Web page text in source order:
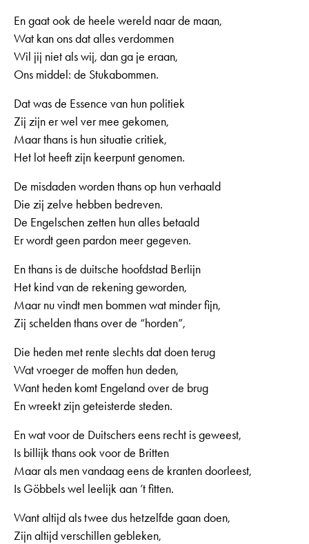
En gaat ook de heele wereld naar de maan,
Wat kan ons dat alles verdommen
Wil jij niet als wij, dan ga je eraan,
Ons middel: de Stukabommen.
Dat was de Essence van hun politiek
Zij zijn er wel ver mee gekomen,
Maar thans is hun situatie critiek,
Het lot heeft zijn keerpunt genomen.
De misdaden worden thans op hun verhaald
Die zij zelve hebben bedreven.
De Engelschen zetten hun alles betaald
Er wordt geen pardon meer gegeven.
En thans is de duitsche hoofdstad Berlijn
Het kind van de rekening geworden,
Maar nu vindt men bommen wat minder fijn,
Zij schelden thans over de “horden”,
Die heden met rente slechts dat doen terug
Wat vroeger de moffen hun deden,
Want heden komt Engeland over de brug
En wreekt zijn geteisterde steden.
En wat voor de Duitschers eens recht is geweest,
Is billijk thans ook voor de Britten
Maar als men vandaag eens de kranten doorleest,
Is Göbbels wel leelijk aan ’t fitten.
Want altijd als twee dus hetzelfde gaan doen,
Zijn altijd verschillen gebleken,